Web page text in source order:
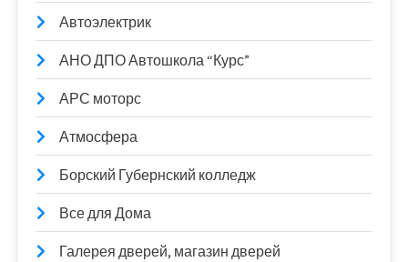
Автоэлектрик
АНО ДПО Автошкола “Курс”
АРС моторс
Атмосфера
Борский Губернский колледж
Все для Дома
Галерея дверей, магазин дверей